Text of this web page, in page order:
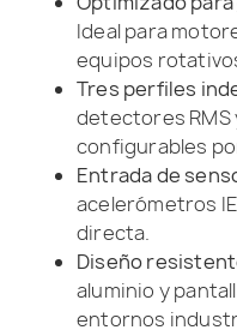
Ideal para
equipos
Tres perfiles
detectores
configurables
Entrada de
acelerómetros
directa.
Diseño
aluminio y
entornos